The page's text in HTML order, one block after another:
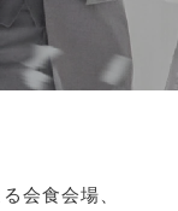
会食会場、